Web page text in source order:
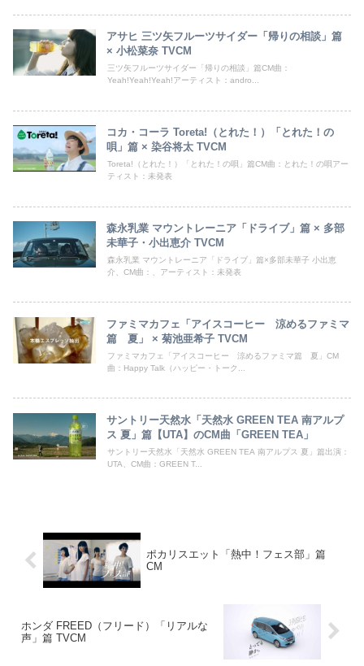
アサヒ 三ツ矢フルーツサイダー「帰りの相談」篇
× 小松菜奈 TVCM
三ツ矢フルーツサイダー「帰りの相談」篇CM曲：
Yeah!Yeah!Yeah!アーティスト：andro...
コカ・コーラ Toreta!（とれた！）「とれた！の
唄」篇 × 染谷将太 TVCM
Toreta!（とれた！）「とれた！の唄」篇CM曲：とれた！の唄アー
ティスト：未発表
森永乳業 マウントレーニア「ドライブ」篇 × 多部
未華子・小出恵介 TVCM
森永乳業 マウントレーニア「ドライブ」篇×多部未華子 小出恵
介、CM曲：、アーティスト：未発表
ファミマカフェ「アイスコーヒー 涼めるファミマ
篇 夏」 × 菊池亜希子 TVCM
ファミマカフェ「アイスコーヒー 涼めるファミマ篇 夏」CM
曲：Happy Talk（ハッピー・トーク...
サントリー天然水「天然水 GREEN TEA 南アルプ
ス 夏」篇【UTA】のCM曲「GREEN TEA」
サントリー天然水「天然水 GREEN TEA 南アルプス 夏」篇出演：
UTA、CM曲：GREEN T...
ポカリスエット「熱中！フェス部」篇
CM
ホンダ FREED（フリード）「リアルな
声」篇 TVCM